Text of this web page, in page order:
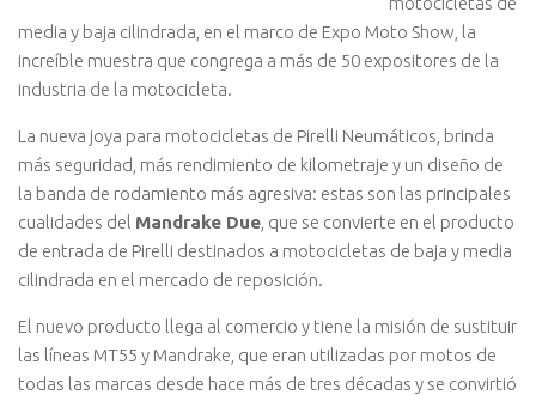
media y baja cilindrada, en el marco de Expo Moto Show, la
increíble muestra que congrega a más de 50 expositores de la
industria de la motocicleta.
La nueva joya para motocicletas de Pirelli Neumáticos, brinda
más seguridad, más rendimiento de kilometraje y un diseño de
la banda de rodamiento más agresiva: estas son las principales
cualidades del Mandrake Due , que se convierte en el producto
de entrada de Pirelli destinados a motocicletas de baja y media
cilindrada en el mercado de reposición.
El nuevo producto llega al comercio y tiene la misión de sustituir
las líneas MT55 y Mandrake, que eran utilizadas por motos de
todas las marcas desde hace más de tres décadas y se convirtió